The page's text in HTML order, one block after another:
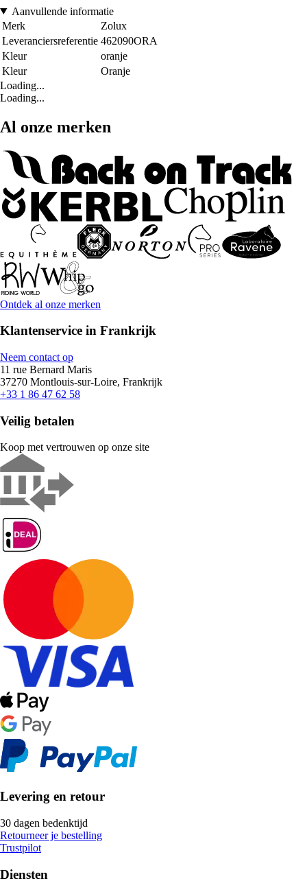
Aanvullende informatie
Merk
Zolux
Leveranciersreferentie 462090ORA
Kleur
oranje
Kleur
Oranje
Loading...
Loading...
Al onze merken
Ontdek al onze merken
Klantenservice in Frankrijk
Neem contact op
11 rue Bernard Maris
37270 Montlouis-sur-Loire, Frankrijk
+33 1 86 47 62 58
Veilig betalen
Koop met vertrouwen op onze site
Levering en retour
30 dagen bedenktijd
Retourneer je bestelling
Trustpilot
Diensten